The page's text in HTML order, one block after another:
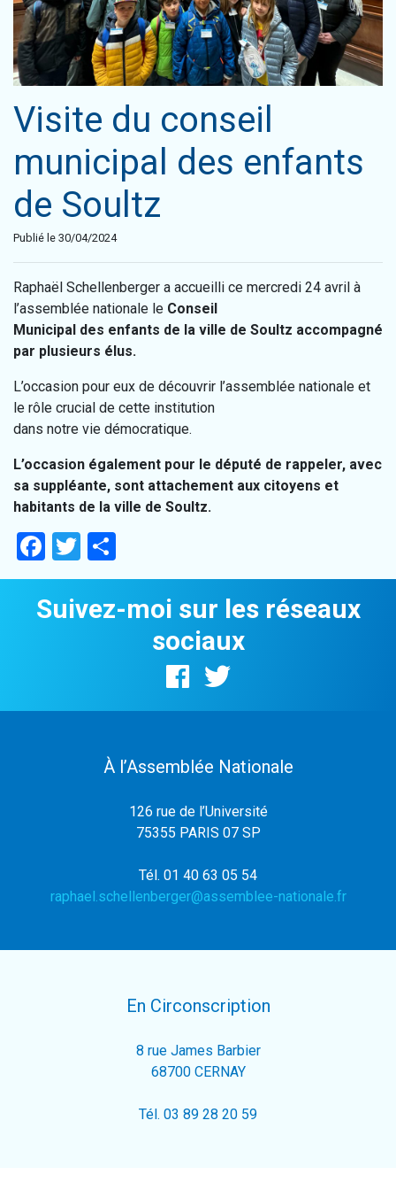
Visite du conseil
municipal des enfants
de Soultz
Publié le 30/04/2024
Raphaël Schellenberger a accueilli ce mercredi 24 avril à
l’assemblée nationale le Conseil
Municipal des enfants de la ville de Soultz accompagné
par plusieurs élus.
L’occasion pour eux de découvrir l’assemblée nationale et
le rôle crucial de cette institution
dans notre vie démocratique.
L’occasion également pour le député de rappeler, avec
sa suppléante, sont attachement aux citoyens et
habitants de la ville de Soultz.
Facebook
Twitter
Suivez-moi sur les réseaux
sociaux
À l’Assemblée Nationale
126 rue de l’Université
75355 PARIS 07 SP
Tél. 01 40 63 05 54
raphael.schellenberger@assemblee-nationale.fr
En Circonscription
8 rue James Barbier
68700 CERNAY
Tél. 03 89 28 20 59